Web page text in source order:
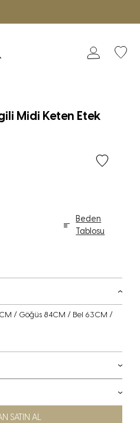
Midi Keten Etek
Beden
Tablosu
/ Göğüs 84CM / Bel 63CM /
SATIN AL